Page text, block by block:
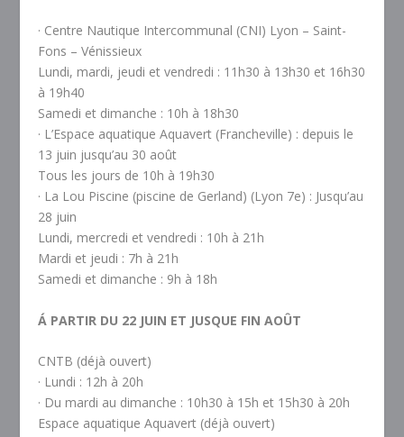
· Centre Nautique Intercommunal (CNI) Lyon – Saint-
Fons – Vénissieux
Lundi, mardi, jeudi et vendredi : 11h30 à 13h30 et 16h30
à 19h40
Samedi et dimanche : 10h à 18h30
· L’Espace aquatique Aquavert (Francheville) : depuis le
13 juin jusqu’au 30 août
Tous les jours de 10h à 19h30
· La Lou Piscine (piscine de Gerland) (Lyon 7e) : Jusqu’au
28 juin
Lundi, mercredi et vendredi : 10h à 21h
Mardi et jeudi : 7h à 21h
Samedi et dimanche : 9h à 18h
Á PARTIR DU 22 JUIN ET JUSQUE FIN AOÛT
CNTB (déjà ouvert)
· Lundi : 12h à 20h
· Du mardi au dimanche : 10h30 à 15h et 15h30 à 20h
Espace aquatique Aquavert (déjà ouvert)